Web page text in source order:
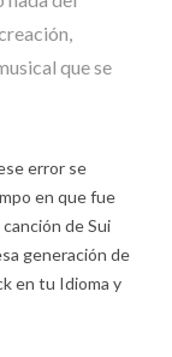
que se
error se
en que fue
de Sui
generación de
en tu Idioma y